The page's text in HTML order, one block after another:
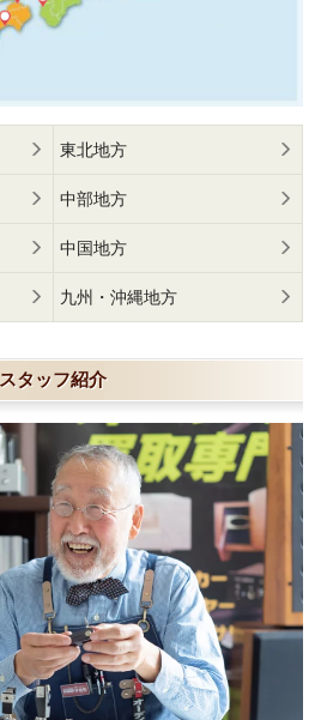
東北地方
中部地方
中国地方
九州・沖縄地方
スタッフ紹介